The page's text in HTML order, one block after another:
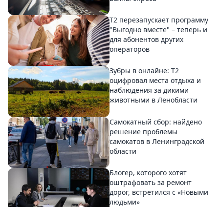
Т2 перезапускает программу
"Выгодно вместе" – теперь и
для абонентов других
операторов
Зубры в онлайне: Т2
оцифровал места отдыха и
наблюдения за дикими
животными в Ленобласти
Самокатный сбор: найдено
решение проблемы
самокатов в Ленинградской
области
Блогер, которого хотят
оштрафовать за ремонт
дорог, встретился с «Новыми
людьми»